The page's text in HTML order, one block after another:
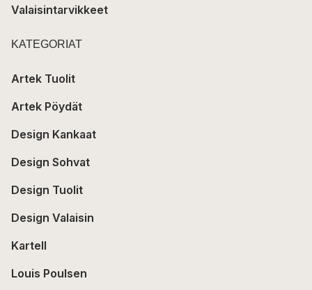
Valaisintarvikkeet
KATEGORIAT
Artek Tuolit
Artek Pöydät
Design Kankaat
Design Sohvat
Design Tuolit
Design Valaisin
Kartell
Louis Poulsen